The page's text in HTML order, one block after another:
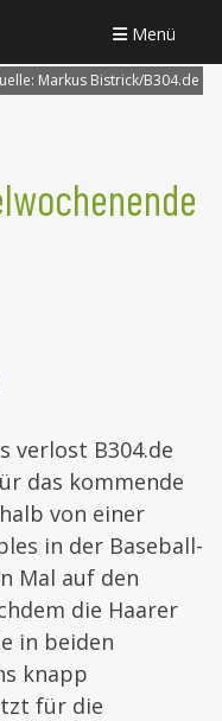
Menü
Markus Bistrick/B304.de
verlost B304.de
das kommende
von einer
in der Baseball-
Mal auf den
die Haarer
in beiden
knapp
für die